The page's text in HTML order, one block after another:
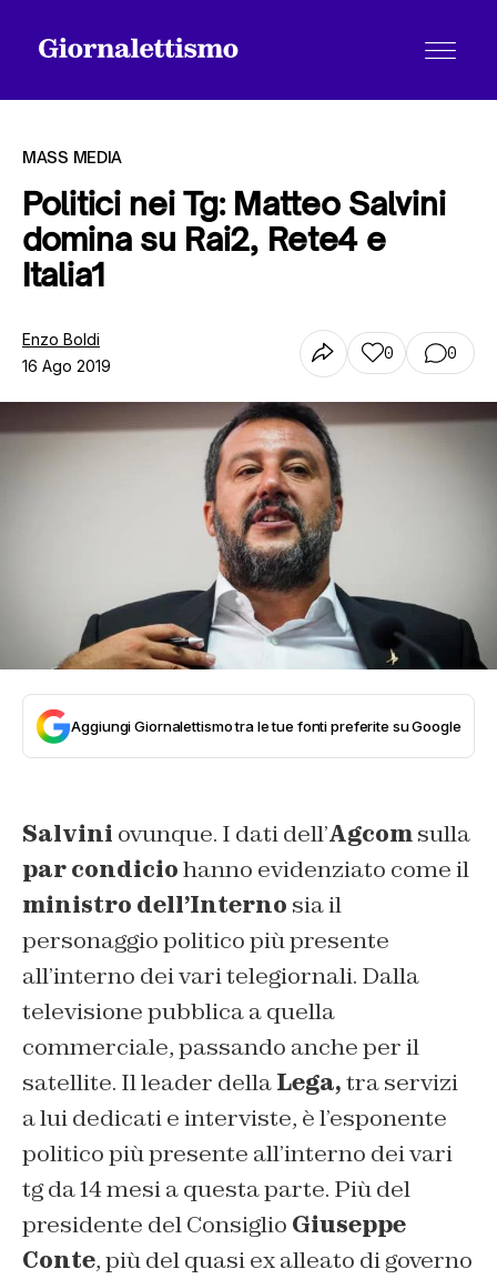
Tutti gli articoli
Chi siamo
Contatti
MASS MEDIA
Politici nei Tg: Matteo Salvini
domina su Rai2, Rete4 e
Italia1
Enzo Boldi
16 Ago 2019
0 0
Aggiungi Giornalettismo tra le tue fonti preferite su Google
Salvini ovunque. I dati dell’Agcomsulla
par condiciohanno evidenziato come il
ministro dell’Interno sia il
personaggio politico più presente
all’interno dei vari telegiornali. Dalla
televisione pubblica a quella
commerciale, passando anche per il
satellite. Il leader dellaLega,tra servizi
a lui dedicati e interviste, è l’esponente
politico più presente all’interno dei vari
tg da 14 mesi a questa parte. Più del
presidente del Consiglio Giuseppe
Conte, più del quasi ex alleato di governo